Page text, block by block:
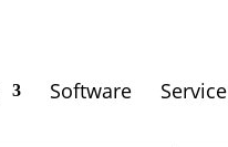
Software Service